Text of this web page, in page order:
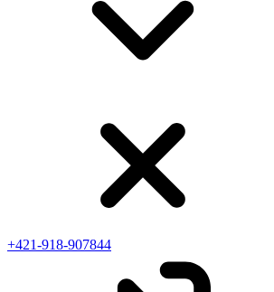
+421-918-907844